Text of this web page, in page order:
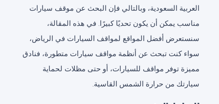
العربية السعودية، وبالتالي فإن البحث عن موقف سيارات
مناسب يمكن أن يكون تحديًا كبيرًا. في هذه المقالة،
سنستعرض أفضل المواقع لمواقف السيارات في الرياض،
سواء كنت تبحث عن أنظمة مواقف سيارات متطورة، فنادق
مميزة توفر مواقف للسيارات، أو حتى مظلات لحماية
سيارتك من حرارة الشمس القاسية.